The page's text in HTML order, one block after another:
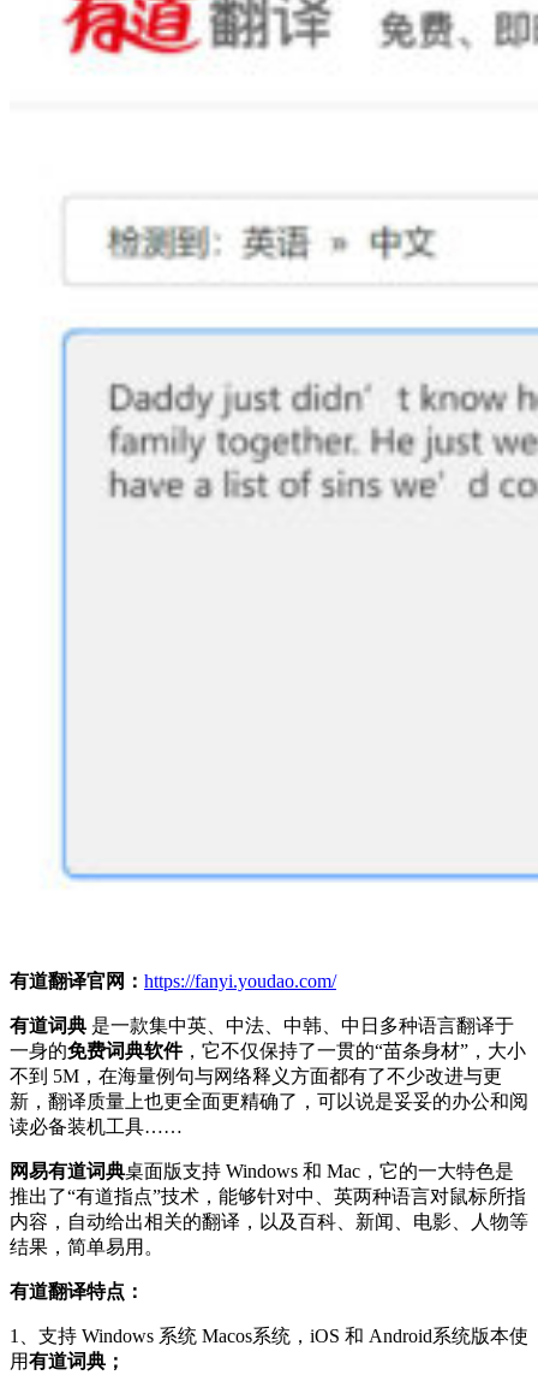
有道翻译官网： https://fanyi.youdao.com/
有道词典 是一款集中英、中法、中韩、中日多种语言翻译于
一身的免费词典软件，它不仅保持了一贯的“苗条身材”，大小
不到 5M，在海量例句与网络释义方面都有了不少改进与更
新，翻译质量上也更全面更精确了，可以说是妥妥的办公和阅
读必备装机工具……
网易有道词典桌面版支持 Windows 和 Mac，它的一大特色是
推出了“有道指点”技术，能够针对中、英两种语言对鼠标所指
内容，自动给出相关的翻译，以及百科、新闻、电影、人物等
结果，简单易用。
有道翻译特点：
1、支持 Windows 系统 Macos系统，iOS 和 Android系统版本使
用有道词典；